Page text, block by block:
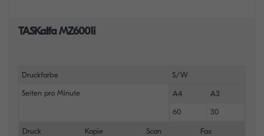
TASKalfa MZ6001i
Druckfarbe S/W
Seiten pro Minute A4 A3
60 30
Druck Kopie Scan Fax